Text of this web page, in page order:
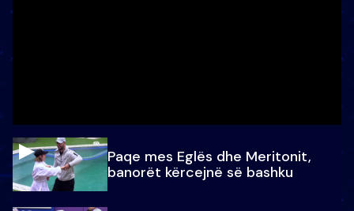
Paqe mes Eglës dhe Meritonit,
banorët kërcejnë së bashku